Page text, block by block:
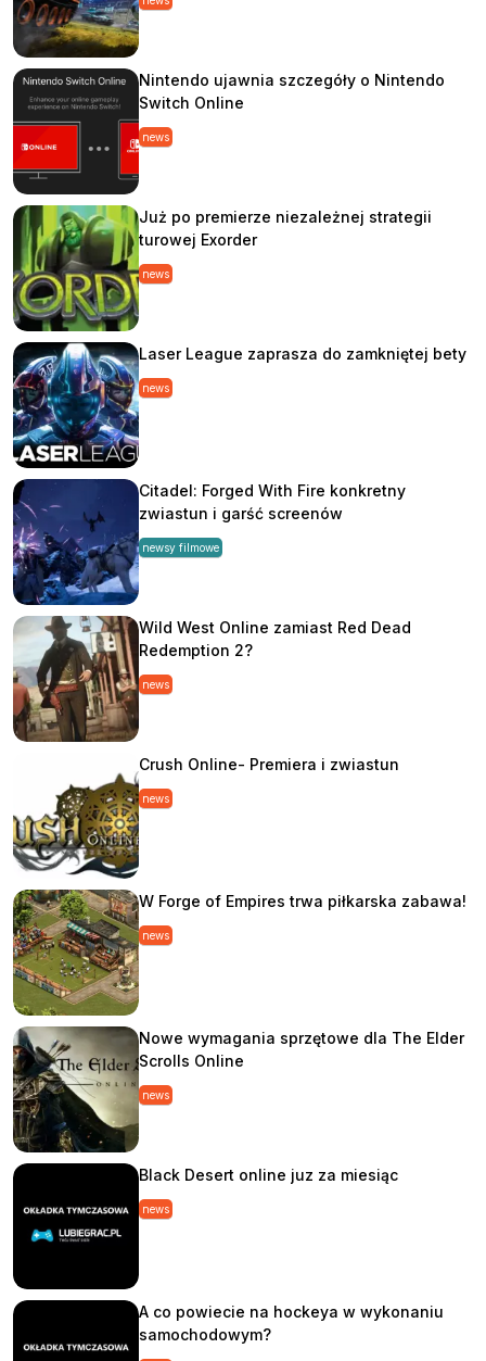
Nintendo ujawnia szczegóły o Nintendo
Switch Online
news
Już po premierze niezależnej strategii
turowej Exorder
news
Laser League zaprasza do zamkniętej bety
news
Citadel: Forged With Fire konkretny
zwiastun i garść screenów
newsy filmowe
Wild West Online zamiast Red Dead
Redemption 2?
news
Crush Online- Premiera i zwiastun
news
W Forge of Empires trwa piłkarska zabawa!
news
Nowe wymagania sprzętowe dla The Elder
Scrolls Online
news
Black Desert online juz za miesiąc
news
A co powiecie na hockeya w wykonaniu
samochodowym?